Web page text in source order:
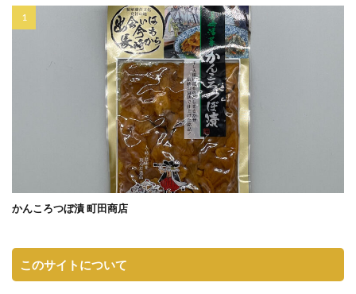
かんころつぼ漬 町田商店
このサイトについて